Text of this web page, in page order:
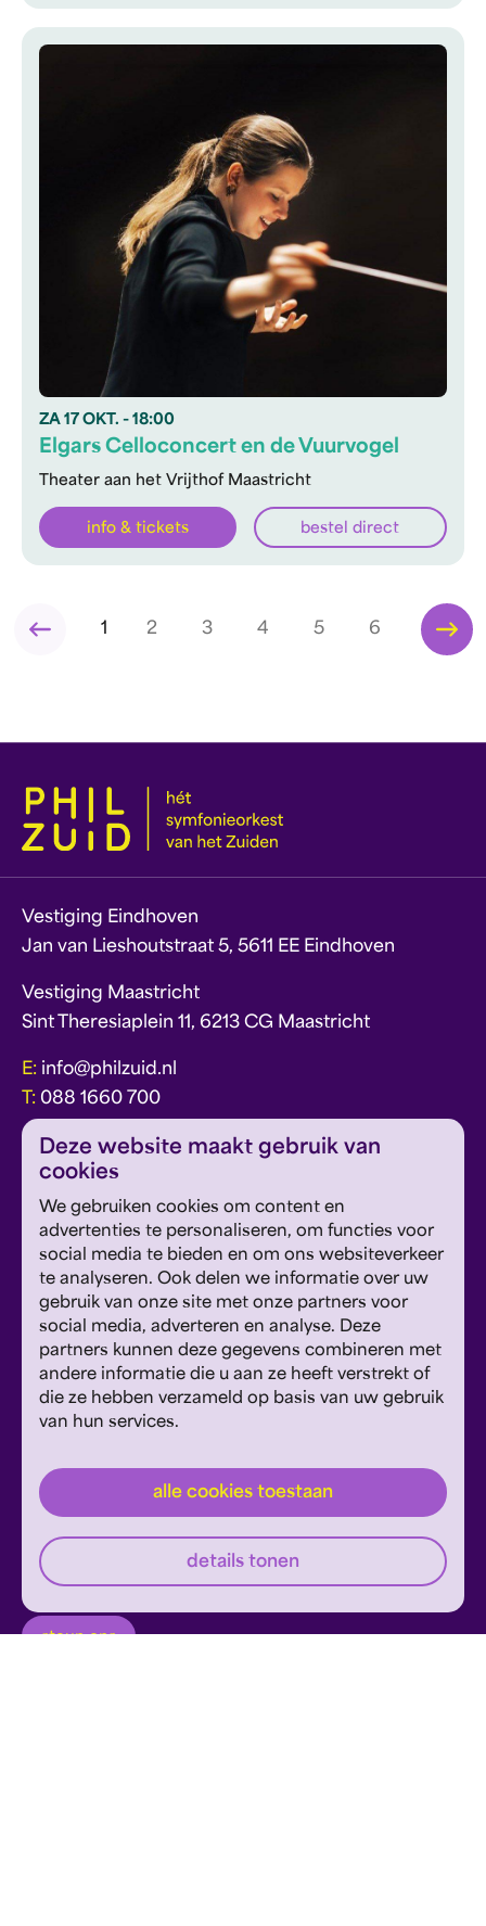
Deze website maakt gebruik van
cookies
We gebruiken cookies om content en
advertenties te personaliseren, om functies voor
social media te bieden en om ons websiteverkeer
te analyseren. Ook delen we informatie over uw
gebruik van onze site met onze partners voor
social media, adverteren en analyse. Deze
partners kunnen deze gegevens combineren met
andere informatie die u aan ze heeft verstrekt of
die ze hebben verzameld op basis van uw gebruik
van hun services.
alle cookies toestaan
details tonen
ZA 17 OKT. - 18:00
Theater aan het Vrijthof Maastricht
Elgars Celloconcert en de Vuurvogel
info & tickets bestel direct
1 2 3 4 5 6
Vestiging Eindhoven
Jan van Lieshoutstraat 5, 5611 EE Eindhoven
Vestiging Maastricht
Sint Theresiaplein 11, 6213 CG Maastricht
E: info@philzuid.nl
T: 088 1660 700
over Philzuid vacatures
wij danken contact
Meld je aan voor de Philzuid nieuwsbrief en
ontvang concerttips en ons laatste nieuws.
Dit formulier wordt beschermd door reCAPTCHA en
Google's
PrivacyverklaringenServicevoorwaarden
zijn
van toepassing.
Geef om Philzuid en steun ons!
steun ons